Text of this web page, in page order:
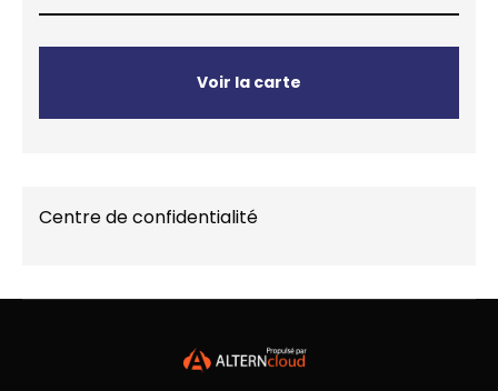
Voir la carte
Centre de confidentialité